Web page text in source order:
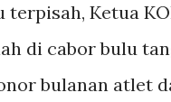
terpisah, Ketua
di cabor bulu
bulanan atlet